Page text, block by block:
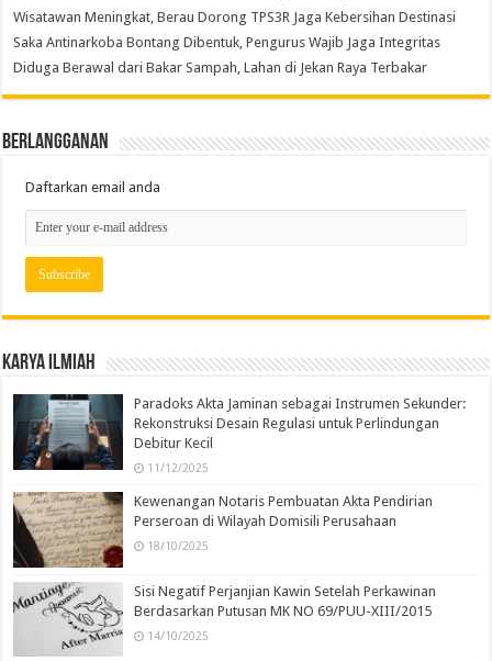
Wisatawan Meningkat, Berau Dorong TPS3R Jaga Kebersihan Destinasi
Saka Antinarkoba Bontang Dibentuk, Pengurus Wajib Jaga Integritas
Diduga Berawal dari Bakar Sampah, Lahan di Jekan Raya Terbakar
Berlangganan
Daftarkan email anda
Karya Ilmiah
Paradoks Akta Jaminan sebagai Instrumen Sekunder:
Rekonstruksi Desain Regulasi untuk Perlindungan
Debitur Kecil
11/12/2025
Kewenangan Notaris Pembuatan Akta Pendirian
Perseroan di Wilayah Domisili Perusahaan
18/10/2025
Sisi Negatif Perjanjian Kawin Setelah Perkawinan
Berdasarkan Putusan MK NO 69/PUU-XIII/2015
14/10/2025